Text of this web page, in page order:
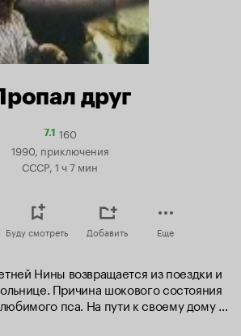
друг
7.1Рейтинг
7.1
160
1990, приключения
СССР, 1 ч 7 мин
Буду смотреть Добавить Еще
Нины возвращается из поездки и
Причина шокового состояния
пса. На пути к своему дому
испытания и приключения.